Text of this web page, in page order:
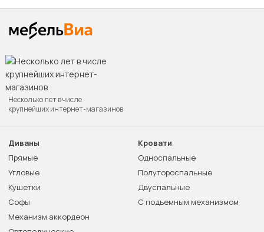
Несколько лет в числе
крупнейших интернет-магазинов
Диваны
Прямые
Угловые
Кушетки
Софы
Механизм аккордеон
Кровати
Односпальные
Полутороспальные
Двуспальные
С подъемным механизмом